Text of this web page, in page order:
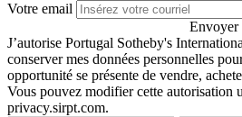
Votre email
Envoyer
J’autorise Portugal Sotheby's
conserver mes données personnelles
opportunité se présente de vendre,
Vous pouvez modifier cette autorisation
privacy.sirpt.com.